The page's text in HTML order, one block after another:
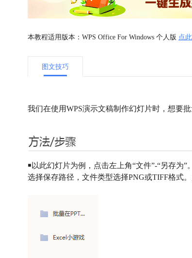
本教程适用版本：WPS Office For Windows 个人版 点
图文技巧
我们在使用WPS演示文稿制作幻灯片时，想要
￭以此幻灯片为例，点击左上角“文件”-“另存为”。
选择保存路径，文件类型选择PNG或TIFF格式